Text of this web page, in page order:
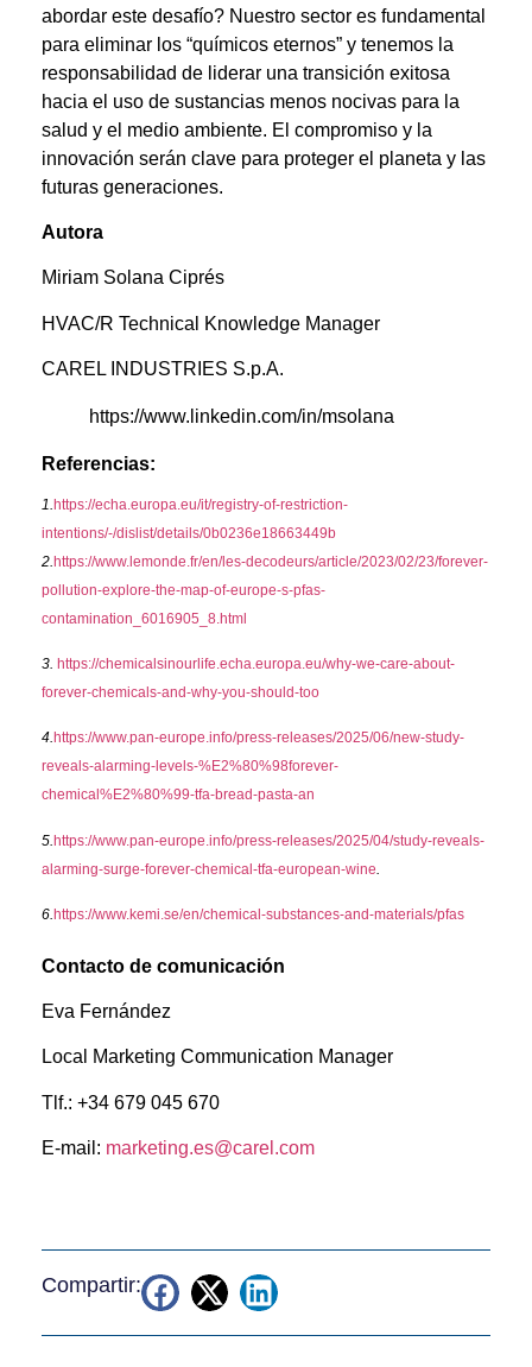
abordar este desafío? Nuestro sector es fundamental
para eliminar los “químicos eternos” y tenemos la
responsabilidad de liderar una transición exitosa
hacia el uso de sustancias menos nocivas para la
salud y el medio ambiente. El compromiso y la
innovación serán clave para proteger el planeta y las
futuras generaciones.
Autora
Miriam Solana Ciprés
HVAC/R Technical Knowledge Manager
CAREL INDUSTRIES S.p.A.
https://www.linkedin.com/in/msolana
Referencias:
1. https://echa.europa.eu/it/registry-of-restriction-
intentions/-/dislist/details/0b0236e18663449b
2. https://www.lemonde.fr/en/les-decodeurs/article/2023/02/23/forever-
pollution-explore-the-map-of-europe-s-pfas-
contamination_6016905_8.html
3. https://chemicalsinourlife.echa.europa.eu/why-we-care-about-
forever-chemicals-and-why-you-should-too
4. https://www.pan-europe.info/press-releases/2025/06/new-study-
reveals-alarming-levels-%E2%80%98forever-
chemical%E2%80%99-tfa-bread-pasta-an
5.https://www.pan-europe.info/press-releases/2025/04/study-reveals-
alarming-surge-forever-chemical-tfa-european-wine.
6. https://www.kemi.se/en/chemical-substances-and-materials/pfas
Contacto de comunicación
Eva Fernández
Local Marketing Communication Manager
Tlf.: +34 679 045 670
E-mail: marketing.es@carel.com
Compartir: